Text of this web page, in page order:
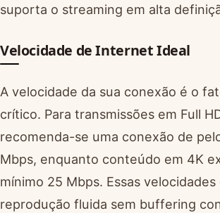
suporta o streaming em alta
Velocidade de Internet Ideal
A velocidade da sua conexão é o
crítico. Para transmissões em Full
recomenda-se uma conexão de
Mbps, enquanto conteúdo em 4K
mínimo 25 Mbps. Essas
reprodução fluida sem buffering